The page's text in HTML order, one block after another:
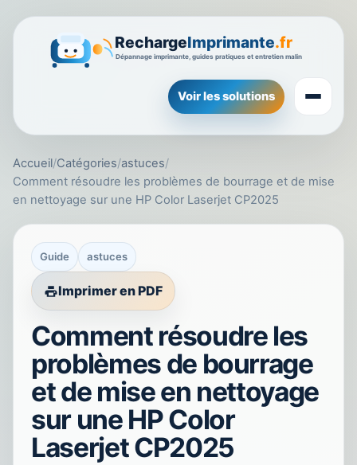
Voir les solutions
Accueil/Catégories/astuces/
Comment résoudre les problèmes de bourrage et de mise
en nettoyage sur une HP Color Laserjet CP2025
Guide astuces
Imprimer en PDF
Comment résoudre les
problèmes de bourrage
et de mise en nettoyage
sur une HP Color
Laserjet CP2025